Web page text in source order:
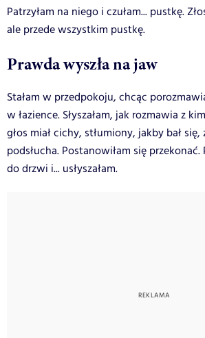
Patrzyłam na niego i czułam... pustkę.
ale przede wszystkim pustkę.
Prawda wyszła na jaw
Stałam w przedpokoju, chcąc
w łazience. Słyszałam, jak rozmawia z
głos miał cichy, stłumiony, jakby bał
podsłucha. Postanowiłam się przekonać.
do drzwi i... usłyszałam.